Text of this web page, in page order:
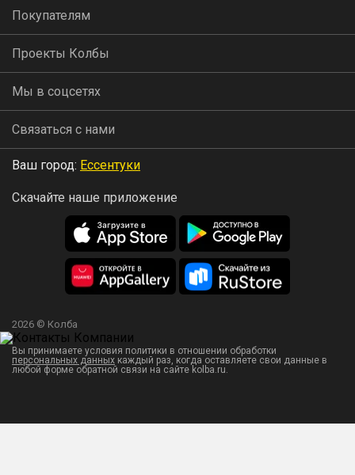
Покупателям
Проекты Колбы
Мы в соцсетях
Связаться с нами
Ваш город: Ессентуки
Скачайте наше приложение
2026 © Колба
Вы принимаете условия политики в отношении обработки
персональных данных каждый раз, когда оставляете свои данные в
любой форме обратной связи на сайте kolba.ru.